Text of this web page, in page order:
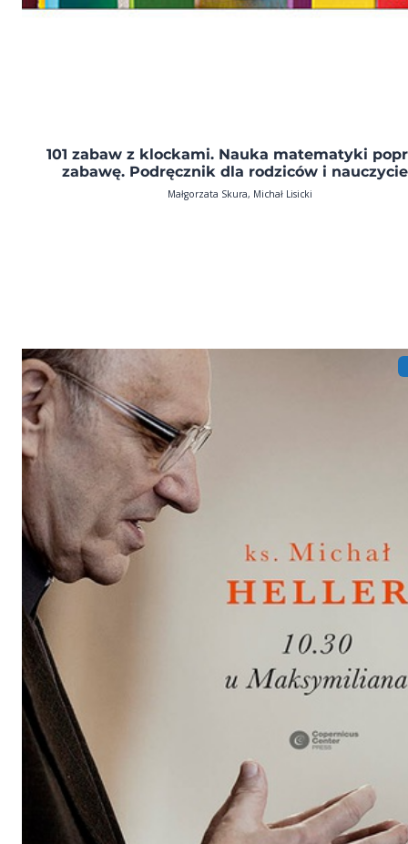
101 zabaw z klockami. Nauka matematyki
zabawę. Podręcznik dla rodziców i
Małgorzata Skura, Michał Lisicki